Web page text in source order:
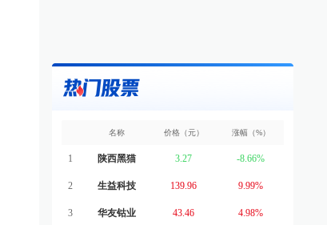
名称 价格（元） 涨幅（%）
1 陕西黑猫 3.27 -8.66%
2 生益科技 139.96 9.99%
3 华友钴业 43.46 4.98%